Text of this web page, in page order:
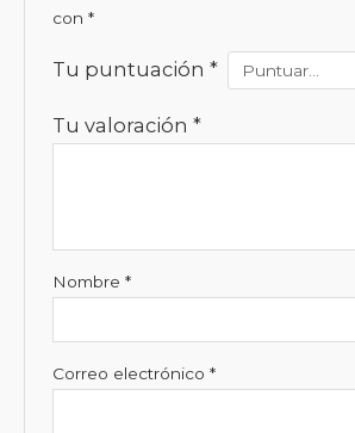
con *
Tu puntuación *
Tu valoración *
Nombre *
Correo electrónico *